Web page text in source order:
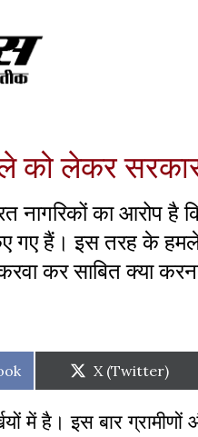
को लेकर
नागरिकों का आरोप है
गए हैं। इस तरह के
कर साबित क्या
Share
on
X (Twitter)
में है। इस बार